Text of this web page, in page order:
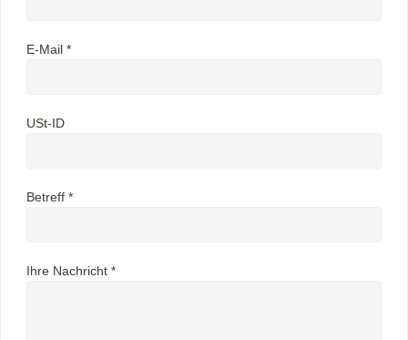
E-Mail *
USt-ID
Betreff *
Ihre Nachricht *